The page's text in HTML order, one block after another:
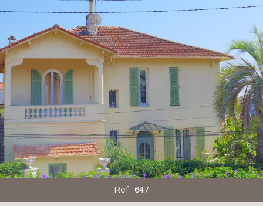
10KM 25KM
RECHERCHER
+ de critères
+
Ref : 647